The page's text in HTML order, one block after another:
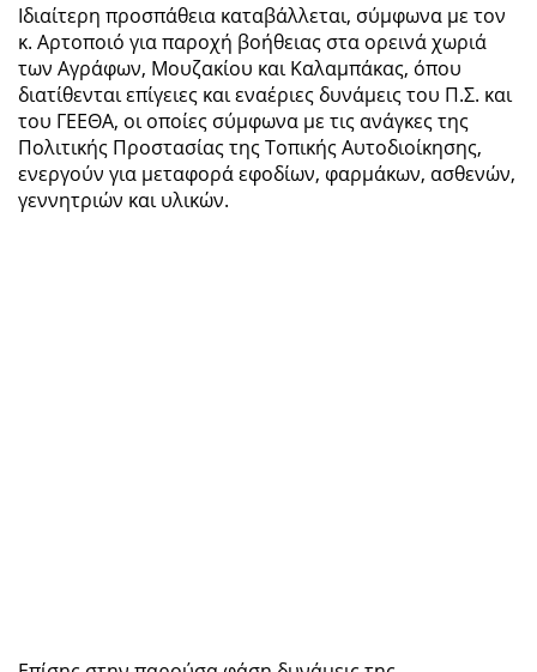
Ιδιαίτερη προσπάθεια καταβάλλεται, σύμφωνα με τον
κ. Αρτοποιό για παροχή βοήθειας στα ορεινά χωριά
των Αγράφων, Μουζακίου και Καλαμπάκας, όπου
διατίθενται επίγειες και εναέριες δυνάμεις του Π.Σ. και
του ΓΕΕΘΑ, οι οποίες σύμφωνα με τις ανάγκες της
Πολιτικής Προστασίας της Τοπικής Αυτοδιοίκησης,
ενεργούν για μεταφορά εφοδίων, φαρμάκων, ασθενών,
γεννητριών και υλικών.